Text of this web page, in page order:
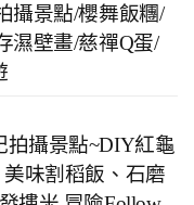
攝景點/櫻舞飯糰/
濕壁畫/慈禪Q蛋/
拍攝景點~DIY紅龜
味割稻飯、石磨